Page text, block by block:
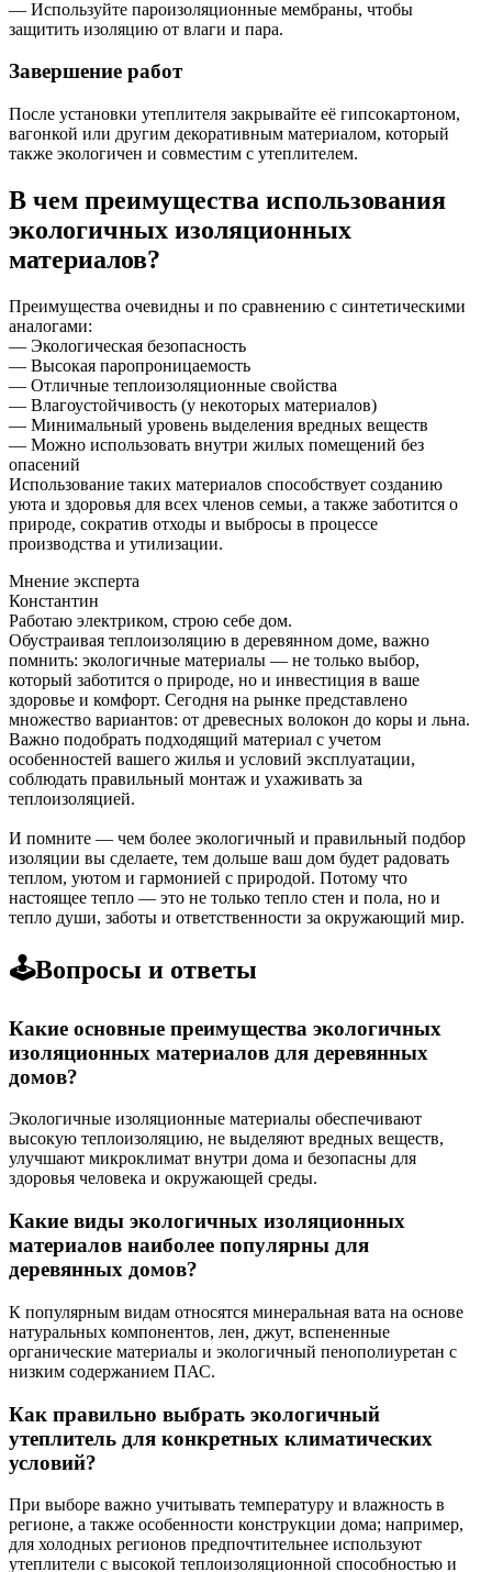
— Используйте пароизоляционные мембраны, чтобы
защитить изоляцию от влаги и пара.
Завершение работ
После установки утеплителя закрывайте её гипсокартоном,
вагонкой или другим декоративным материалом, который
также экологичен и совместим с утеплителем.
В чем преимущества использования
экологичных изоляционных
материалов?
Преимущества очевидны и по сравнению с синтетическими
аналогами:
— Экологическая безопасность
— Высокая паропроницаемость
— Отличные теплоизоляционные свойства
— Влагоустойчивость (у некоторых материалов)
— Минимальный уровень выделения вредных веществ
— Можно использовать внутри жилых помещений без
опасений
Использование таких материалов способствует созданию
уюта и здоровья для всех членов семьи, а также заботится о
природе, сократив отходы и выбросы в процессе
производства и утилизации.
Мнение эксперта
Константин
Работаю электриком, строю себе дом.
Обустраивая теплоизоляцию в деревянном доме, важно
помнить: экологичные материалы — не только выбор,
который заботится о природе, но и инвестиция в ваше
здоровье и комфорт. Сегодня на рынке представлено
множество вариантов: от древесных волокон до коры и льна.
Важно подобрать подходящий материал с учетом
особенностей вашего жилья и условий эксплуатации,
соблюдать правильный монтаж и ухаживать за
теплоизоляцией.
И помните — чем более экологичный и правильный подбор
изоляции вы сделаете, тем дольше ваш дом будет радовать
теплом, уютом и гармонией с природой. Потому что
настоящее тепло — это не только тепло стен и пола, но и
тепло души, заботы и ответственности за окружающий мир.
🕹️Вопросы и ответы
Какие основные преимущества экологичных
изоляционных материалов для деревянных
домов?
Экологичные изоляционные материалы обеспечивают
высокую теплоизоляцию, не выделяют вредных веществ,
улучшают микроклимат внутри дома и безопасны для
здоровья человека и окружающей среды.
Какие виды экологичных изоляционных
материалов наиболее популярны для
деревянных домов?
К популярным видам относятся минеральная вата на основе
натуральных компонентов, лен, джут, вспененные
органические материалы и экологичный пенополиуретан с
низким содержанием ПАС.
Как правильно выбрать экологичный
утеплитель для конкретных климатических
условий?
При выборе важно учитывать температуру и влажность в
регионе, а также особенности конструкции дома; например,
для холодных регионов предпочтительнее используют
утеплители с высокой теплоизоляционной способностью и